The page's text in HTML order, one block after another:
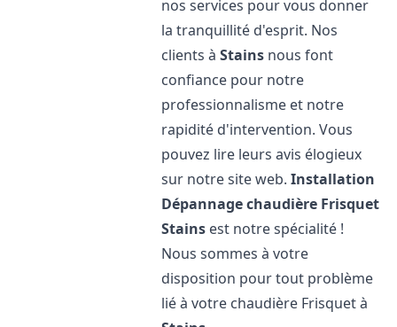
nos services pour vous donner
la tranquillité d'esprit. Nos
clients àStains nous font
confiance pour notre
professionnalisme et notre
rapidité d'intervention. Vous
pouvez lire leurs avis élogieux
sur notre site web.Installation
Dépannage chaudière Frisquet
Stains est notre spécialité !
Nous sommes à votre
disposition pour tout problème
lié à votre chaudière Frisquet à